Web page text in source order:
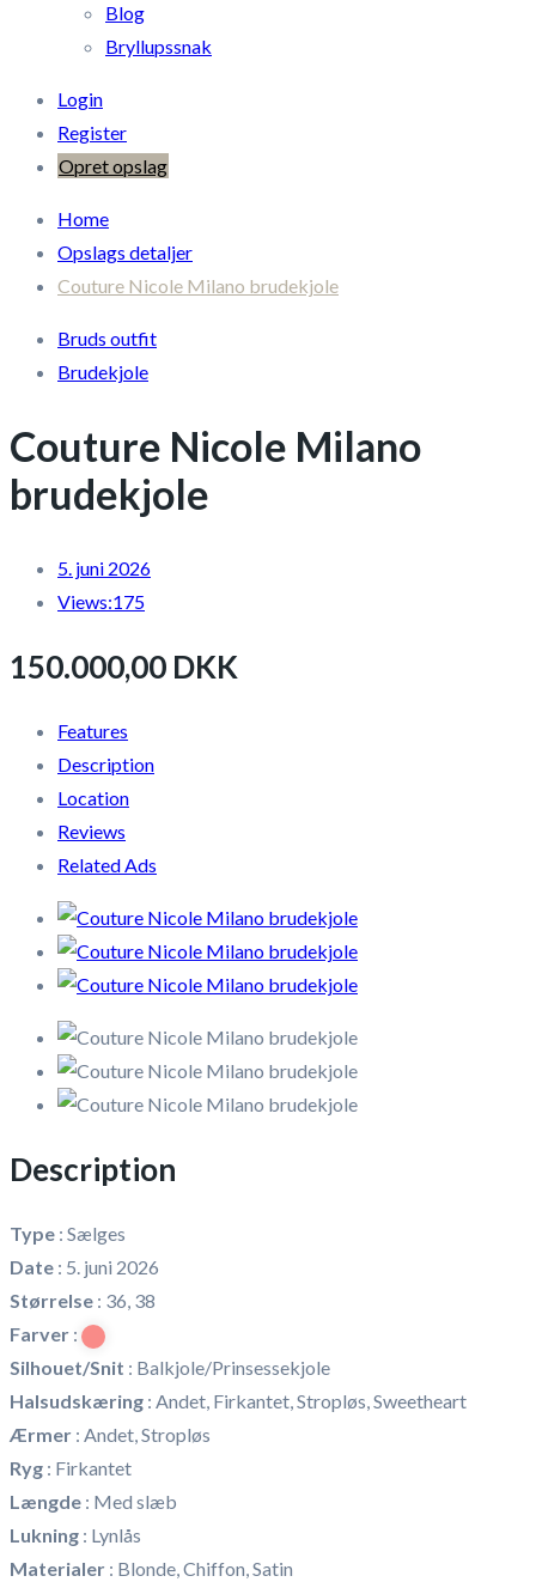
Blog
Bryllupssnak
Login
Register
Opret opslag
Home
Opslags detaljer
Couture Nicole Milano brudekjole
Bruds outfit
Brudekjole
Couture Nicole Milano
brudekjole
5. juni 2026
Views:175
150.000,00 DKK
Features
Description
Location
Reviews
Related Ads
Description
Type : Sælges
Date : 5. juni 2026
Størrelse : 36, 38
Farver :
Silhouet/Snit : Balkjole/Prinsessekjole
Halsudskæring : Andet, Firkantet, Stropløs, Sweetheart
Ærmer : Andet, Stropløs
Ryg : Firkantet
Længde : Med slæb
Lukning : Lynlås
Materialer : Blonde, Chiffon, Satin